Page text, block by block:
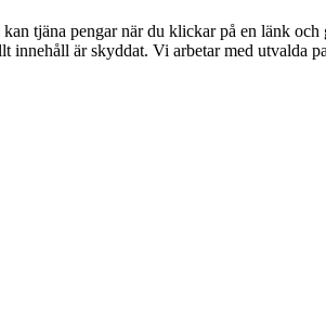
tjäna pengar när du klickar på en länk och
är skyddat. Vi arbetar med utvalda